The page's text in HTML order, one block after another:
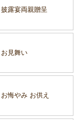
披露宴両親贈呈
お見舞い
お悔やみ お供え